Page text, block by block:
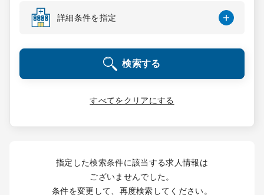
コンサルタント
成功事例
転職ノウハウ
受付時間 9:00 ～ 18:00（平日）
詳細条件を指定
検索する
すべてをクリアにする
指定した検索条件に該当する求人情報は
ございませんでした。
条件を変更して、再度検索してください。